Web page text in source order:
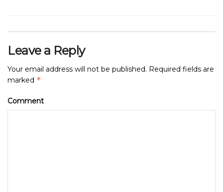
Leave a Reply
Your email address will not be published. Required fields are
marked *
Comment